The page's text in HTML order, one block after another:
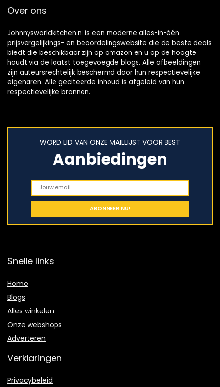
Over ons
Johnnysworldkitchen.nl is een moderne alles-in-één
prijsvergelijkings- en beoordelingswebsite die de beste deals
biedt die beschikbaar zijn op amazon en u op de hoogte
houdt via de laatst toegevoegde blogs. Alle afbeeldingen
zijn auteursrechtelijk beschermd door hun respectievelijke
eigenaren. Alle geciteerde inhoud is afgeleid van hun
respectievelijke bronnen.
WORD LID VAN ONZE MAILLIJST VOOR BEST
Aanbiedingen
Snelle links
Home
Blogs
Alles winkelen
Onze webshops
Adverteren
Verklaringen
Privacybeleid